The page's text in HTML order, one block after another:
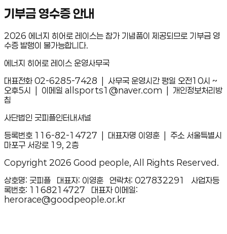
기부금 영수증 안내
2026 에너지 히어로 레이스는 참가 기념품이 제공되므로 기부금 영
수증 발행이 불가능합니다.
에너지 히어로 레이스 운영사무국
대표전화 02-6285-7428 | 사무국 운영시간 평일 오전10시 ~
오후5시 |
이메일 allsports1@naver.com | 개인정보처리방
침
사단법인 굿피플인터내셔널
등록번호 116-82-14727 | 대표자명 이영훈 | 주소 서울특별시
마포구 서강로 19, 2층
Copyright 2026 Good people, All Rights Reserved.
상호명: 굿피플 대표자: 이영훈 연락처: 027832291 사업자등
록번호: 1168214727 대표자 이메일:
herorace@goodpeople.or.kr